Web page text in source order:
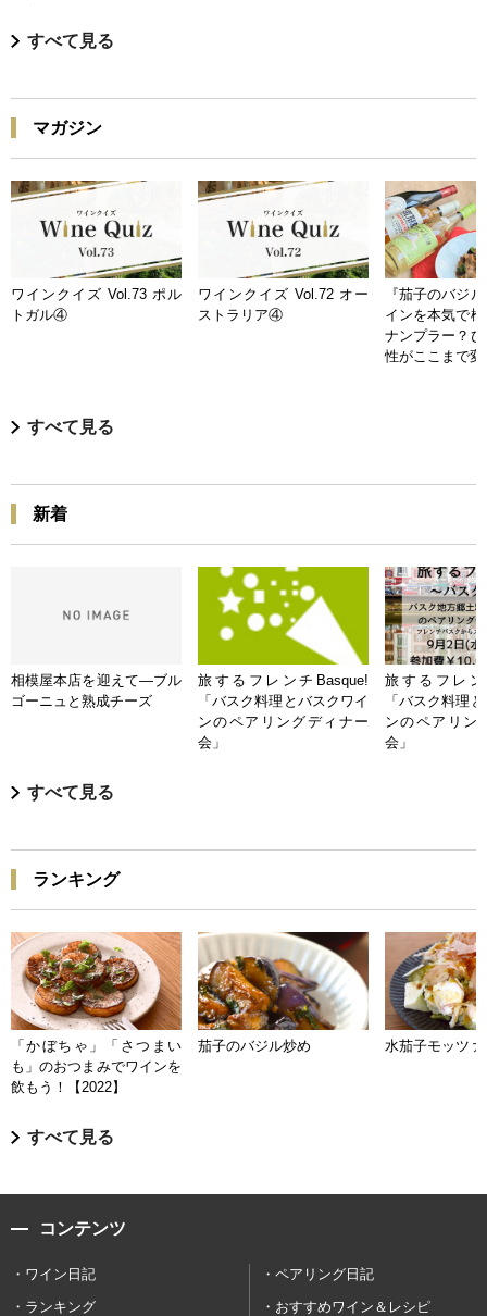
すべて見る
マガジン
ワインクイズ Vol.73 ポル
トガル④
ワインクイズ Vol.72 オー
ストラリア④
『茄子のバジ
インを本気で
ナンプラー？
性がここまで
すべて見る
新着
相模屋本店を迎えて―ブル
ゴーニュと熟成チーズ
旅するフレンチBasque!
「バスク料理とバスクワイ
ンのペアリングディナー
会」
旅するフレン
「バスク料理
ンのペアリン
会」
すべて見る
ランキング
「かぼちゃ」「さつまい
も」のおつまみでワインを
飲もう！【2022】
茄子のバジル炒め 水茄子モッツァ
すべて見る
コンテンツ
ワイン日記
ペアリング日記
ランキング
おすすめワイン＆レシピ